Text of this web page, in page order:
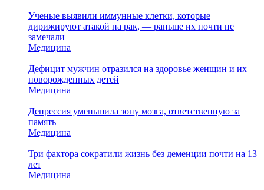
Ученые выявили иммунные клетки, которые
дирижируют атакой на рак, — раньше их почти не
замечали
Медицина
Дефицит мужчин отразился на здоровье женщин и их
новорожденных детей
Медицина
Депрессия уменьшила зону мозга, ответственную за
память
Медицина
Три фактора сократили жизнь без деменции почти на 13
лет
Медицина